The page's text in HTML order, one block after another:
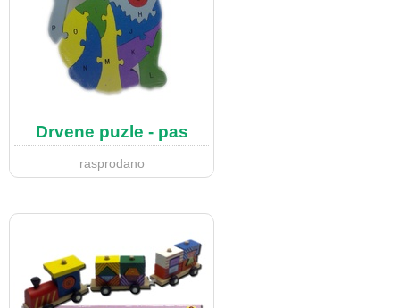
Drvene puzle - pas
rasprodano